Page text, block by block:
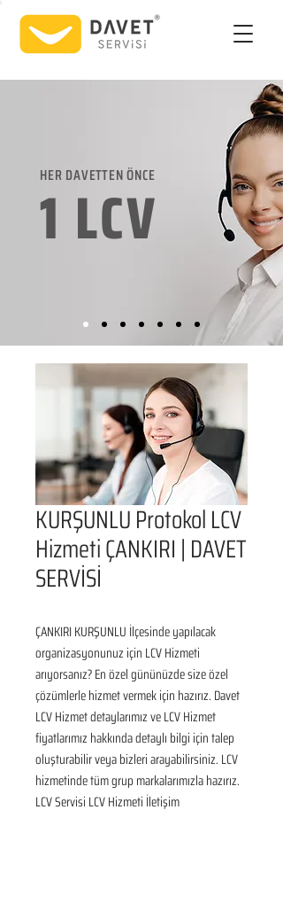
HER DAVETTEN ÖNCE
1 LCV
KURŞUNLU Protokol LCV
Hizmeti ÇANKIRI | DAVET
SERVİSİ
ÇANKIRI KURŞUNLU İlçesinde yapılacak
organizasyonunuz için LCV Hizmeti
arıyorsanız? En özel gününüzde size özel
çözümlerle hizmet vermek için hazırız. Davet
LCV Hizmet detaylarımız ve LCV Hizmet
fiyatlarımız hakkında detaylı bilgi için talep
oluşturabilir veya bizleri arayabilirsiniz. LCV
hizmetinde tüm grup markalarımızla hazırız.
LCV Servisi LCV Hizmeti İletişim